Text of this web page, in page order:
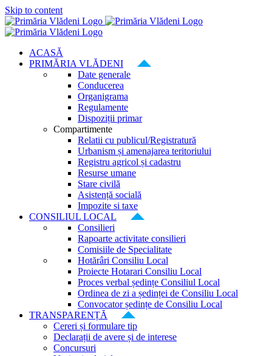
Skip to content
ACASĂ
PRIMĂRIA VLĂDENI
Date generale
Conducerea
Organigrama
Regulamente
Dispoziții primar
Compartimente
Relatii cu publicul/Registratură
Urbanism și amenajarea teritoriului
Registru agricol și cadastru
Resurse umane
Stare civilă
Asistență socială
Impozite si taxe
CONSILIUL LOCAL
Consilieri
Rapoarte activitate consilieri
Comisiile de Specialitate
Hotărâri Consiliu Local
Proiecte Hotarari Consiliu Local
Proces verbal ședințe Consiliul Local
Ordinea de zi a ședinței de Consiliu Local
Convocator ședințe de Consiliu Local
TRANSPARENȚĂ
Cereri și formulare tip
Declarații de avere și de interese
Concursuri